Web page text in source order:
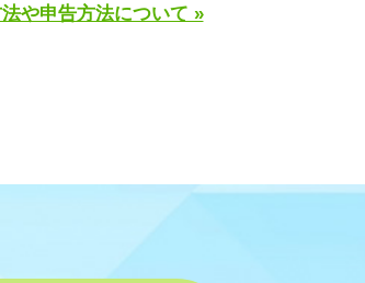
や申告方法について »